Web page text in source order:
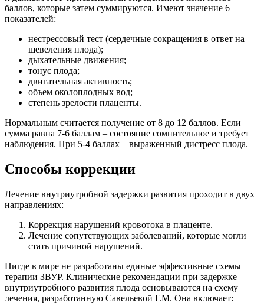
баллов, которые затем суммируются. Имеют значение 6
показателей:
нестрессовый тест (сердечные сокращения в ответ на
шевеления плода);
дыхательные движения;
тонус плода;
двигательная активность;
объем околоплодных вод;
степень зрелости плаценты.
Нормальным считается получение от 8 до 12 баллов. Если
сумма равна 7-6 баллам – состояние сомнительное и требует
наблюдения. При 5-4 баллах – выраженный дистресс плода.
Способы коррекции
Лечение внутриутробной задержки развития проходит в двух
направлениях:
Коррекция нарушений кровотока в плаценте.
Лечение сопутствующих заболеваний, которые могли
стать причиной нарушений.
Нигде в мире не разработаны единые эффективные схемы
терапии ЗВУР. Клинические рекомендации при задержке
внутриутробного развития плода основываются на схему
лечения, разработанную Савельевой Г.М. Она включает: